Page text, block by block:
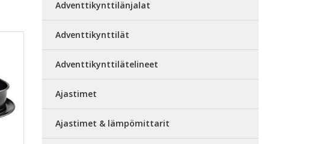
Adventtikynttilänjalat
Adventtikynttilät
Adventtikynttilätelineet
Ajastimet
Ajastimet & lämpömittarit